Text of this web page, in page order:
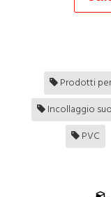
Prodotti
Incollaggio
PVC